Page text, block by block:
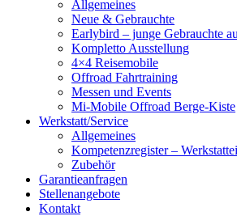
Allgemeines
Neue & Gebrauchte
Earlybird – junge Gebrauchte
Kompletto Ausstellung
4×4 Reisemobile
Offroad Fahrtraining
Messen und Events
Mi-Mobile Offroad Berge-Kiste
Werkstatt/Service
Allgemeines
Kompetenzregister –
Zubehör
Garantieanfragen
Stellenangebote
Kontakt